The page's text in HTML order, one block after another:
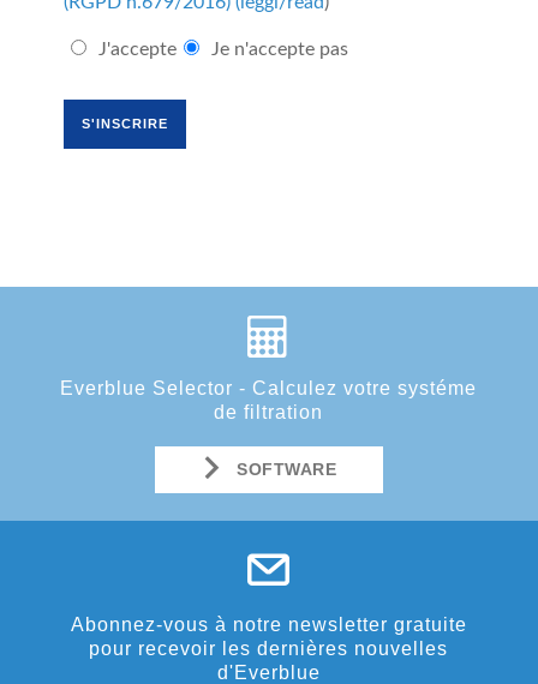
J'accepte Je n'accepte pas
Everblue Selector - Calculez votre systéme
de filtration
SOFTWARE
Abonnez-vous à notre newsletter gratuite
pour recevoir les dernières nouvelles
d'Everblue